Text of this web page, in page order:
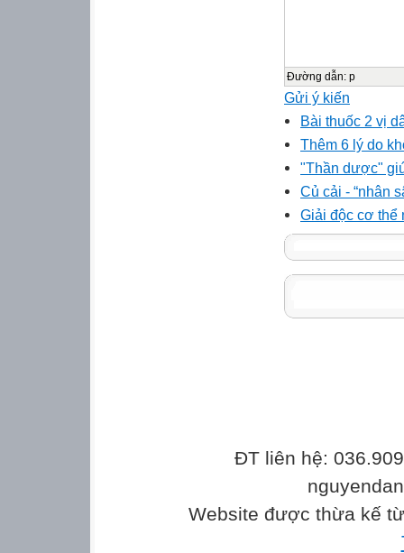
Đường dẫn: p
Gửi ý kiến
Bài thuốc 2 vị
Thêm 6 lý do
"Thần dược"
Củ cải - “nhân
Giải độc cơ thể
ĐT liên hệ:
Website được thừa kế